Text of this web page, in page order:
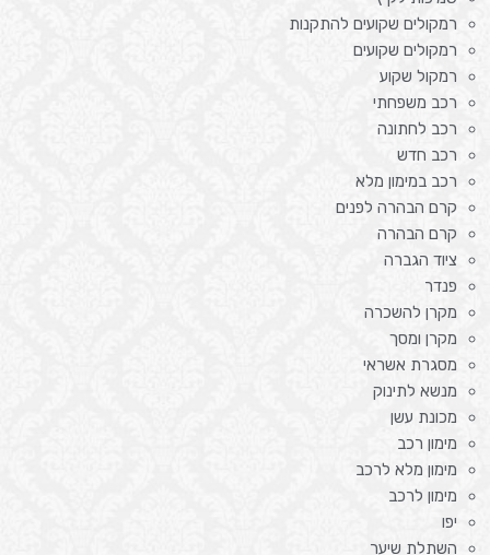
רמקולים שקועים להתקנות
רמקולים שקועים
רמקול שקוע
רכב משפחתי
רכב לחתונה
רכב חדש
רכב במימון מלא
קרם הבהרה לפנים
קרם הבהרה
ציוד הגברה
פנדר
מקרן להשכרה
מקרן ומסך
מסגרת אשראי
מנשא לתינוק
מכונת עשן
מימון רכב
מימון מלא לרכב
מימון לרכב
יפו
השתלת שיער